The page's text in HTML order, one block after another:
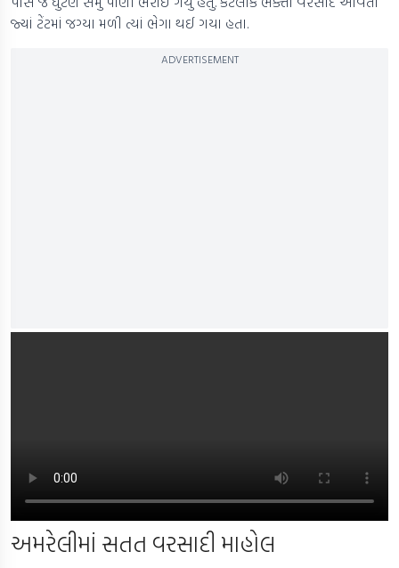
જ્યાં ટેંટમાં જગ્યા મળી ત્યાં ભેગા થઈ ગયા હતા.
ADVERTISEMENT
અમરેલીમાં સતત વરસાદી માહોલ